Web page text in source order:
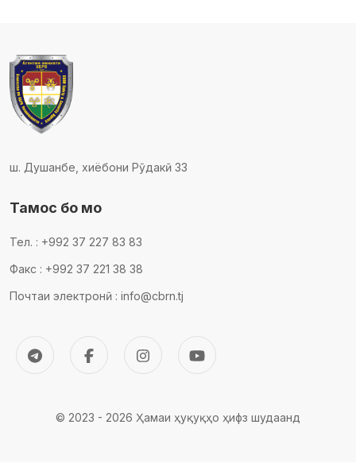
ш. Душанбе, хиёбони Рӯдакӣ 33
Тамос бо мо
Тел. : +992 37 227 83 83
Факс : +992 37 221 38 38
Почтаи электронӣ : info@cbrn.tj
© 2023 - 2026 Ҳамаи ҳуқуқҳо ҳифз шудаанд